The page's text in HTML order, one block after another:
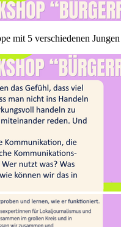
mit 5 verschiedenen